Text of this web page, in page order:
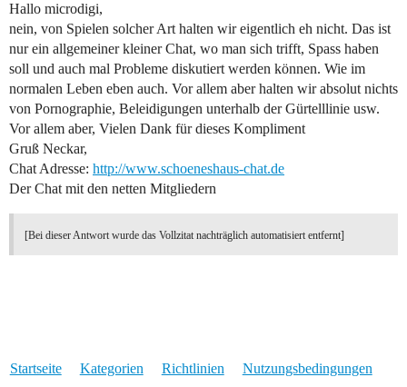
Hallo microdigi,
nein, von Spielen solcher Art halten wir eigentlich eh nicht. Das ist
nur ein allgemeiner kleiner Chat, wo man sich trifft, Spass haben
soll und auch mal Probleme diskutiert werden können. Wie im
normalen Leben eben auch. Vor allem aber halten wir absolut nichts
von Pornographie, Beleidigungen unterhalb der Gürtelllinie usw.
Vor allem aber, Vielen Dank für dieses Kompliment
Gruß Neckar,
Chat Adresse: http://www.schoeneshaus-chat.de
Der Chat mit den netten Mitgliedern
[Bei dieser Antwort wurde das Vollzitat nachträglich automatisiert entfernt]
Startseite Kategorien Richtlinien Nutzungsbedingungen